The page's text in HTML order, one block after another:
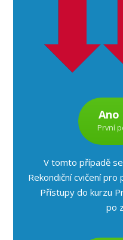
Ano
První
V tomto případě
Rekondiční cvičení
Přístupy do kurzu
po